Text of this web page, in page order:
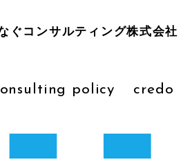
ぐコンサルティング株式会社
policy credo